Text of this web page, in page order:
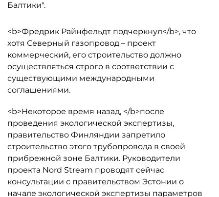
Балтики".
<b>Фредрик Райнфельдт подчеркнул</b>, что
хотя Северный газопровод – проект
коммерческий, его строительство должно
осуществляться строго в соответствии с
существующими международными
соглашениями.
<b>Некоторое время назад, </b>после
проведения экологической экспертизы,
правительство Финляндии запретило
строительство этого трубопровода в своей
прибрежной зоне Балтики. Руководители
проекта Nord Stream проводят сейчас
консультации с правительством Эстонии о
начале экологической экспертизы параметров